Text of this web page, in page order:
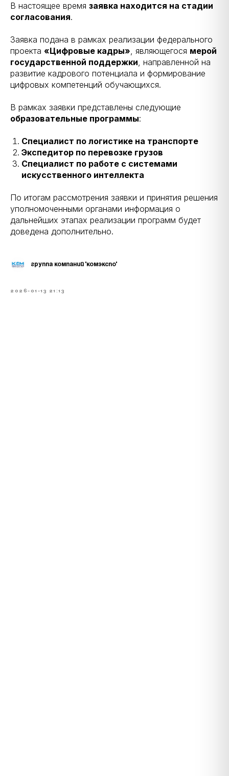
В настоящее время заявка находится на стадии
согласования.
Заявка подана в рамках реализации федерального
проекта «Цифровые кадры», являющегося мерой
государственной поддержки, направленной на
развитие кадрового потенциала и формирование
цифровых компетенций обучающихся.
В рамках заявки представлены следующие
образовательные программы:
Специалист по логистике на транспорте
Экспедитор по перевозке грузов
Специалист по работе с системами
искусственного интеллекта
По итогам рассмотрения заявки и принятия решения
уполномоченными органами информация о
дальнейших этапах реализации программ будет
доведена дополнительно.
ГРУППА КОМПАНИЙ "КОМЭКСПО"
2026-01-13 21:13